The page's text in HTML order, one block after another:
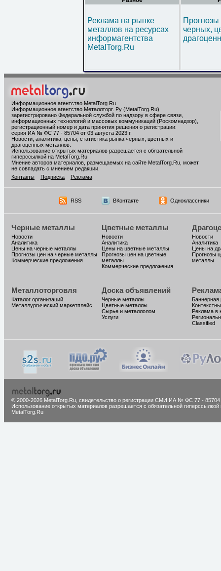
Реклама на рынке
металлов на ресурсах
информагентства
MetalTorg.Ru
черных,
Информационное агентство MetalTorg.Ru
Информационное агентство Металлторг. Ру (MetalTorg.Ru)
зарегистрировано Федеральной службой по надзору в сфере связи,
информационных технологий и массовых коммуникаций (Роскомнадзор),
регистрационный номер и дата принятия решения о регистрации:
серия ИА № ФС 77 - 85704 от 03 августа 2023 г.
Новости, аналитика, цены, статистика рынка черных, цветных и
драгоценных металлов.
Использование открытых материалов разрешается с обязательной
гиперссылкой на MetalTorg.Ru
Мнение авторов материалов, размещаемых на сайте MetalTorg.Ru, может
не совпадать с мнением редакции.
Контакты
Подписка Реклама
RSS ВКонтакте Одноклассники
Черные металлы
Новости
Аналитика
Цены на черные металлы
Прогнозы цен на черные металлы
Коммерческие предложения
Цветные металлы
Новости
Аналитика
Цены на цветные металлы
Прогнозы цен на цветные
металлы
Коммерческие предложения
Новости
Аналитика
Цены на
Прогнозы
металлы
Металлоторговля
Каталог организаций
Металлургический маркетплейс
Доска объявлений
Черные металлы
Цветные металлы
Сырье и металлолом
Услуги
Баннерная
Реклама в
Classified
© 2000-2026 MetalTorg.Ru, cвидетельство о регистрации СМИ ИА № ФС 77 - 85704
Использование открытых материалов разрешается с обязательной гиперссылкой
MetalTorg.Ru